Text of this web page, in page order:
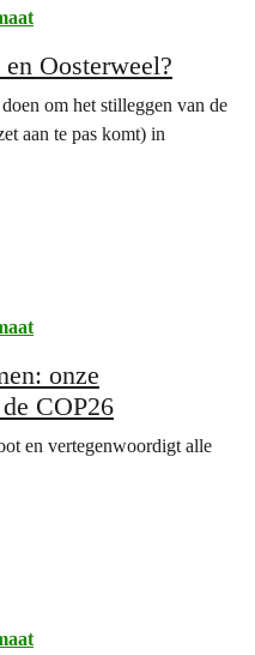
Oosterweel?
om het stilleggen van de
aan te pas komt) in
onze
COP26
en vertegenwoordigt alle